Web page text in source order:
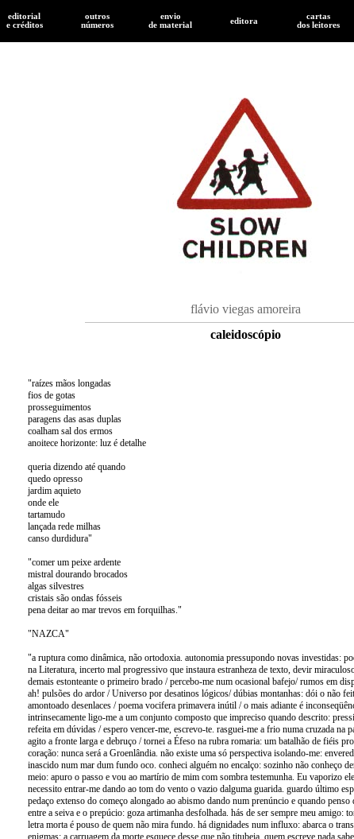
editorial
e créditos
outros
números
envio
de material editora
cartas
dos leitores
flávio viegas amoreira
caleidoscópio
"raízes mãos longadas
fios de gotas
prosseguimentos
paragens das asas duplas
coalham sal dos ermos
anoitece horizonte: luz é detalhe
queria dizendo até quando
quedo opresso
jardim aquieto
onde ele
tartamudo
lançada rede milhas
canso durdidura"
"comer um peixe ardente
mistral dourando brocados
algas silvestres
cristais são ondas fósseis
pena deitar ao mar trevos em forquilhas."
"NAZCA"
"a ruptura como dinâmica, não ortodoxia. autonomia pressupondo novas investidas:
na Literatura, incerto mal progressivo que instaura estranheza de texto, devir
demais estonteante o primeiro brado / percebo-me num ocasional bafejo/ rumos em
ah! pulsões do ardor / Universo por desatinos lógicos/ dúbias montanhas: dói o não
amontoado desenlaces / poema vocifera primavera inútil / o mais adiante é
intrinsecamente ligo-me a um conjunto composto que impreciso quando descrito:
refeita em dúvidas / espero vencer-me, escrevo-te. rasguei-me a frio numa cruzada na
agito a fronte larga e debruço / tornei a Éfeso na rubra romaria: um batalhão de fiéis
coração: nunca será a Groenlândia. não existe uma só perspectiva isolando-me:
inascido num mar dum fundo oco. conheci alguém no encalço: sozinho não conheço
meio: apuro o passo e vou ao martírio de mim com sombra testemunha. Eu vaporizo
necessito entrar-me dando ao tom do vento o vazio dalguma guarida. guardo último
pedaço extenso do começo alongado ao abismo dando num prenúncio e quando
entre a seiva e o prepúcio: goza artimanha desfolhada. hás de ser sempre meu amigo:
letra morta é pouso de quem não mira fundo. há dignidades num influxo: abarca o
enigmas: a carruagem da morte esquece desse que não titubeia. quem escreve nada